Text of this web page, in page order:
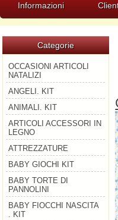
Informazioni
Categorie
OCCASIONI ARTICOLI
NATALIZI
ANGELI. KIT
ANIMALI. KIT
ARTICOLI ACCESSORI IN
LEGNO
ATTREZZATURE
BABY GIOCHI KIT
BABY TORTE DI
PANNOLINI
BABY FIOCCHI NASCITA
. KIT